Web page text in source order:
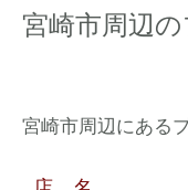
宮崎市周辺
宮崎市周辺にある